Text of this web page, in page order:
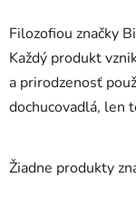
Filozofiou značky
Každý produkt
a prirodzenosť
dochucovadlá, len
Žiadne produkty